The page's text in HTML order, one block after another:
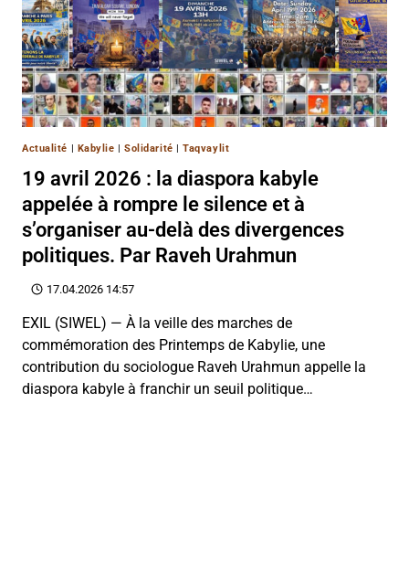
Actualité | Kabylie |Solidarité |Taqvaylit
19 avril 2026 : la diaspora kabyle
appelée à rompre le silence et à
s’organiser au-delà des divergences
politiques. Par Raveh Urahmun
17.04.2026 14:57
EXIL (SIWEL) — À la veille des marches de
commémoration des Printemps de Kabylie, une
contribution du sociologue Raveh Urahmun appelle la
diaspora kabyle à franchir un seuil politique…